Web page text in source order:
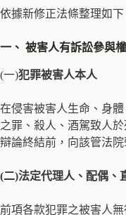
依據新修正法條整理如下
一、 被害人有訴訟參與
(一)犯罪被害人本人
在侵害被害人生命、身
之罪、殺人、酒駕致人
辯論終結前，向該管法
(二)法定代理人、配偶、
前項各款犯罪之被害人